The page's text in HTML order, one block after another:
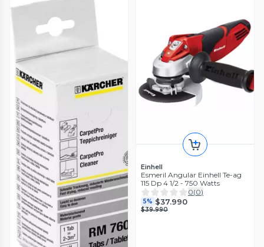
Einhell
Esmeril Angular Einhell Te-ag
115 Dp 4 1/2 - 750 Watts
0(0)
5% $37.990
$39.990